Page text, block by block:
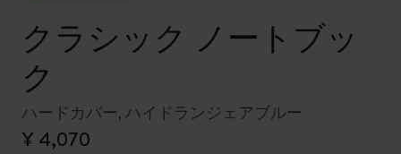
クラシック ノートブッ
ク
ハードカバー, ハイドランジェアブルー
¥ 4,070